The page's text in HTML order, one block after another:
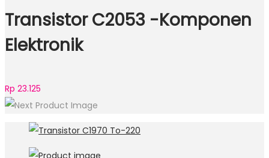
Transistor C2053 -Komponen
Elektronik
Rp 23.125